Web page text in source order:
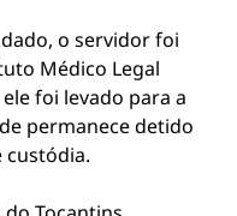
o servidor foi
Médico Legal
foi levado para a
permanece detido
custódia.